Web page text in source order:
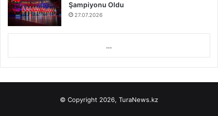
Şampiyonu Oldu
27.07.2026
...
© Copyright 2026, TuraNews.kz